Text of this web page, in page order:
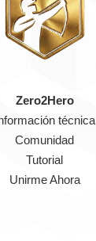
Zero2Hero
técnica
Comunidad
Tutorial
Unirme Ahora